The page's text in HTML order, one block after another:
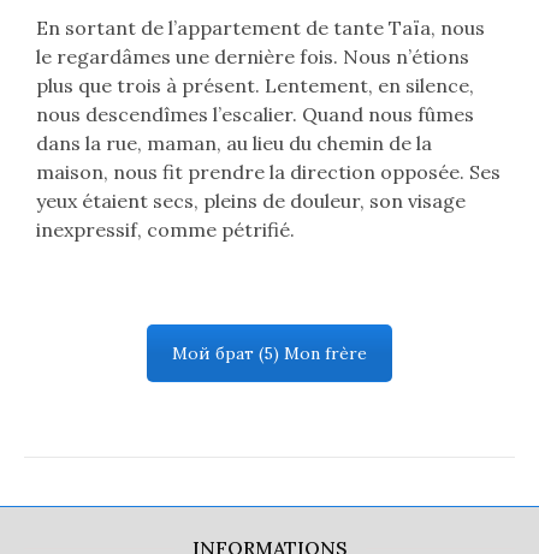
En sortant de l’appartement de tante Taïa, nous
le regardâmes une dernière fois. Nous n’étions
plus que trois à présent. Lentement, en silence,
nous descendîmes l’escalier. Quand nous fûmes
dans la rue, maman, au lieu du chemin de la
maison, nous fit prendre la direction opposée. Ses
yeux étaient secs, pleins de douleur, son visage
inexpressif, comme pétrifié.
Мой брат (5) Mon frère
INFORMATIONS